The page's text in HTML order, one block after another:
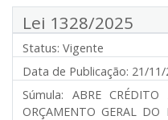
Lei 1328/2025
Status: Vigente
Data de Publicação: 21/
Súmula: ABRE CRÉDITO
ORÇAMENTO GERAL DO